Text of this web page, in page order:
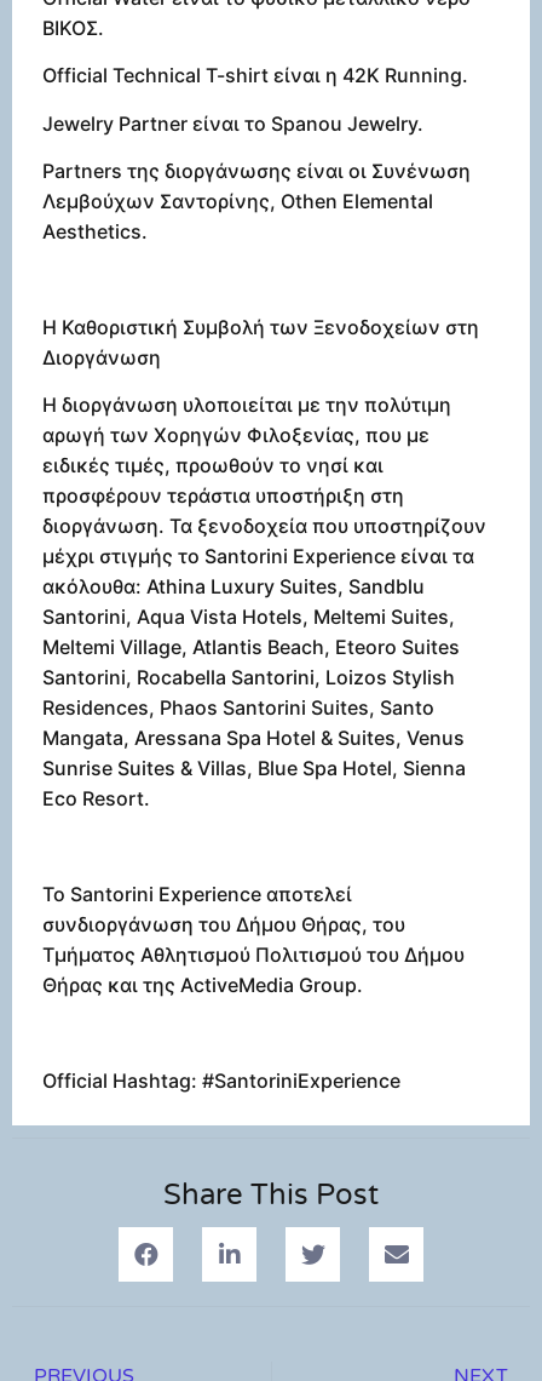
ΒΙΚΟΣ.
Official Technical T-shirt είναι η 42K Running.
Jewelry Partner είναι το Spanou Jewelry.
Partners της διοργάνωσης είναι οι Συνένωση
Λεμβούχων Σαντορίνης, Othen Elemental
Aesthetics.
Η Καθοριστική Συμβολή των Ξενοδοχείων στη
Διοργάνωση
Η διοργάνωση υλοποιείται με την πολύτιμη
αρωγή των Χορηγών Φιλοξενίας, που με
ειδικές τιμές, προωθούν το νησί και
προσφέρουν τεράστια υποστήριξη στη
διοργάνωση. Τα ξενοδοχεία που υποστηρίζουν
μέχρι στιγμής το Santorini Experience είναι τα
ακόλουθα: Athina Luxury Suites, Sandblu
Santorini, Aqua Vista Hotels, Meltemi Suites,
Meltemi Village, Atlantis Beach, Eteoro Suites
Santorini, Rocabella Santorini, Loizos Stylish
Residences, Phaos Santorini Suites, Santo
Mangata, Aressana Spa Hotel & Suites, Venus
Sunrise Suites & Villas, Blue Spa Hotel, Sienna
Eco Resort.
Το Santorini Experience αποτελεί
συνδιοργάνωση του Δήμου Θήρας, του
Τμήματος Αθλητισμού Πολιτισμού του Δήμου
Θήρας και της ActiveMedia Group.
Official Hashtag: #SantoriniExperience
Share This Post